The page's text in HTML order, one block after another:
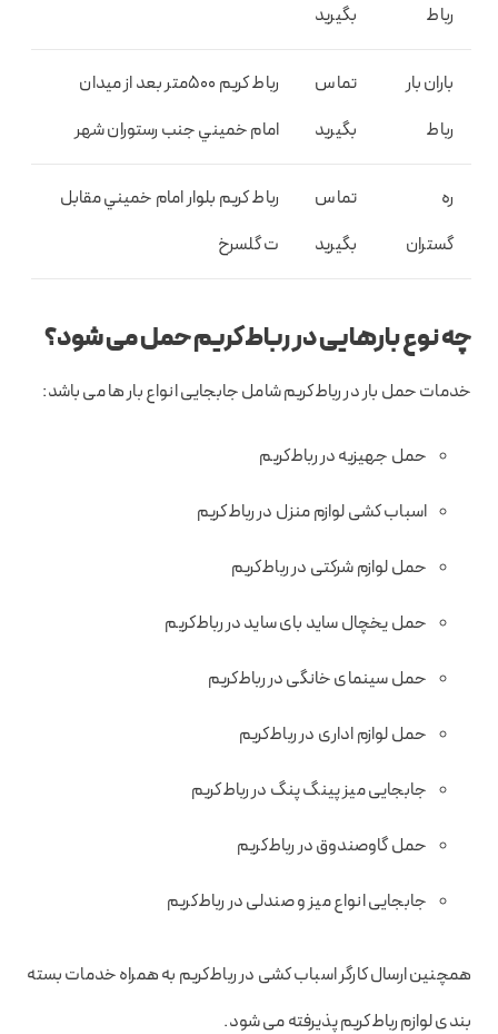
رباط
بگیرید
باران بار
رباط
تماس
بگیرید
رباط كريم ۵۰۰متر بعد از ميدان
امام خميني جنب رستوران شهر
ره
گستران
تماس
بگیرید
رباط كريم بلوار امام خميني مقابل
ت گلسرخ
چه نوع بارهایی در رباط‌کریم حمل می شود؟
خدمات حمل بار در رباط‌کریم شامل جابجایی انواع بار ها می باشد:
حمل جهیزیه در رباط‌کریم
اسباب کشی لوازم منزل در رباط‌کریم
حمل لوازم شرکتی در رباط‌کریم
حمل یخچال ساید بای ساید در رباط‌کریم
حمل سینمای خانگی در رباط‌کریم
حمل لوازم اداری در رباط‌کریم
جابجایی میز پینگ پنگ در رباط‌کریم
حمل گاوصندوق در رباط‌کریم
جابجایی انواع میز و صندلی در رباط‌کریم
همچنین ارسال کارگر اسباب کشی در رباط‌کریم به همراه خدمات بسته
بندی لوازم رباط‌کریم پذیرفته می شود.